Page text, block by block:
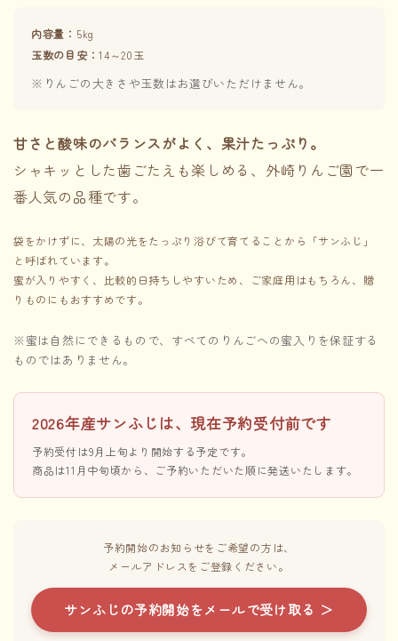
内容量： 5kg
玉数の目安：14～20玉
※りんごの大きさや玉数はお選びいただけません。
甘さと酸味のバランスがよく、果汁たっぷり。
シャキッとした歯ごたえも楽しめる、外崎りんご園で一
番人気の品種です。
袋をかけずに、太陽の光をたっぷり浴びて育てることから「サンふじ」
と呼ばれています。
蜜が入りやすく、比較的日持ちしやすいため、ご家庭用はもちろん、贈
りものにもおすすめです。
※蜜は自然にできるもので、すべてのりんごへの蜜入りを保証する
ものではありません。
2026年産サンふじは、現在予約受付前です
予約受付は9月上旬より開始する予定です。
商品は11月中旬頃から、ご予約いただいた順に発送いたします。
予約開始のお知らせをご希望の方は、
メールアドレスをご登録ください。
サンふじの予約開始をメールで受け取る ＞